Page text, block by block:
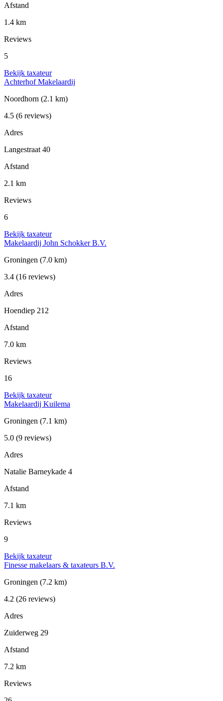
Afstand
1.4 km
Reviews
5
Bekijk taxateur
Achterhof Makelaardij
Noordhorn (2.1 km)
4.5 (6 reviews)
Adres
Langestraat 40
Afstand
2.1 km
Reviews
6
Bekijk taxateur
Makelaardij John Schokker B.V.
Groningen (7.0 km)
3.4 (16 reviews)
Adres
Hoendiep 212
Afstand
7.0 km
Reviews
16
Bekijk taxateur
Makelaardij Kuilema
Groningen (7.1 km)
5.0 (9 reviews)
Adres
Natalie Barneykade 4
Afstand
7.1 km
Reviews
9
Bekijk taxateur
Finesse makelaars & taxateurs B.V.
Groningen (7.2 km)
4.2 (26 reviews)
Adres
Zuiderweg 29
Afstand
7.2 km
Reviews